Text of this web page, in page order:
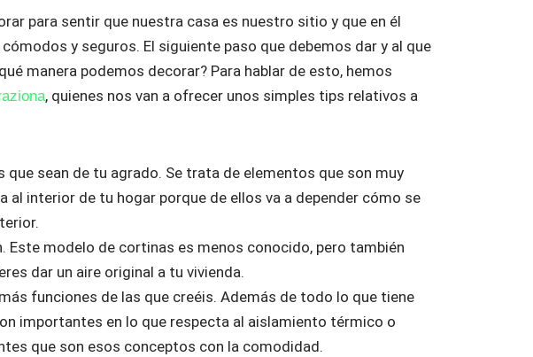
para sentir que nuestra casa es nuestro sitio y que en él
y seguros. El siguiente paso que debemos dar y al que
manera podemos decorar? Para hablar de esto, hemos
, quienes nos van a ofrecer unos simples tips relativos a
sean de tu agrado. Se trata de elementos que son muy
al interior de tu hogar porque de ellos va a depender cómo se
Este modelo de cortinas es menos conocido, pero también
dar un aire original a tu vivienda.
funciones de las que creéis. Además de todo lo que tiene
importantes en lo que respecta al aislamiento térmico o
que son esos conceptos con la comodidad.